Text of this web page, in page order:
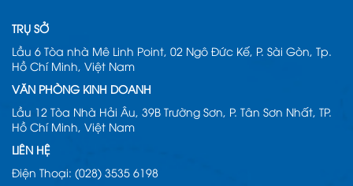
TRỤ SỞ
Lầu 6 Tòa nhà Mê Linh Point, 02 Ngô Đức Kế, P. Sài Gòn, Tp.
Hồ Chí Minh, Việt Nam
VĂN PHÒNG KINH DOANH
Lầu 12 Tòa Nhà Hải Âu, 39B Trường Sơn, P. Tân Sơn Nhất, TP.
Hồ Chí Minh, Việt Nam
LIÊN HỆ
Điện Thoại: (028) 3535 6198